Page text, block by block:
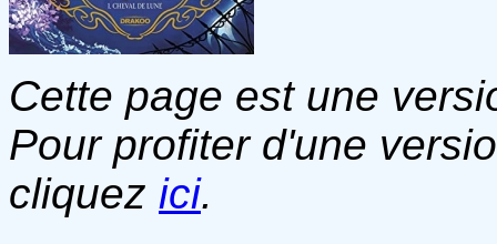
Cette page est une
Pour profiter d'une
cliquez ici.